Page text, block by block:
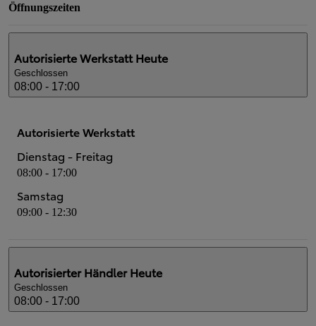
Öffnungszeiten
Autorisierte Werkstatt Heute
Geschlossen
08:00 - 17:00
Autorisierte Werkstatt
Dienstag - Freitag
08:00 - 17:00
Samstag
09:00 - 12:30
Autorisierter Händler Heute
Geschlossen
08:00 - 17:00